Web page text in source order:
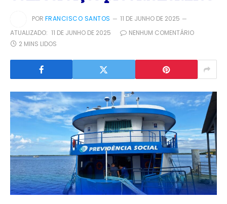
POR FRANCISCO SANTOS
11 DE JUNHO DE 2025
ATUALIZADO: 11 DE JUNHO DE 2025
NENHUM COMENTÁRIO
2 MINS LIDOS